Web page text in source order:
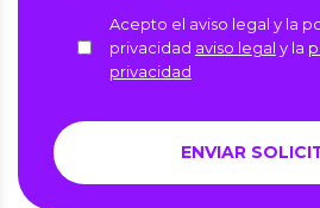
Acepto el aviso legal y la
privacidad aviso legal y la
privacidad